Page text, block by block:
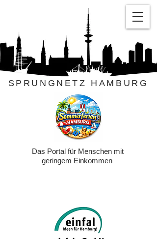
SPRUNGNETZ HAMBURG
Das Portal für Menschen mit
geringem Einkommen